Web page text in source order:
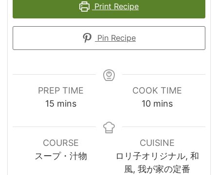
Print Recipe
Pin Recipe
PREP TIME
15 minutes
mins
COOK TIME
10minutes
mins
COURSE
スープ・汁物
CUISINE
ロリ子オリジナル, 和
風, 我が家の定番